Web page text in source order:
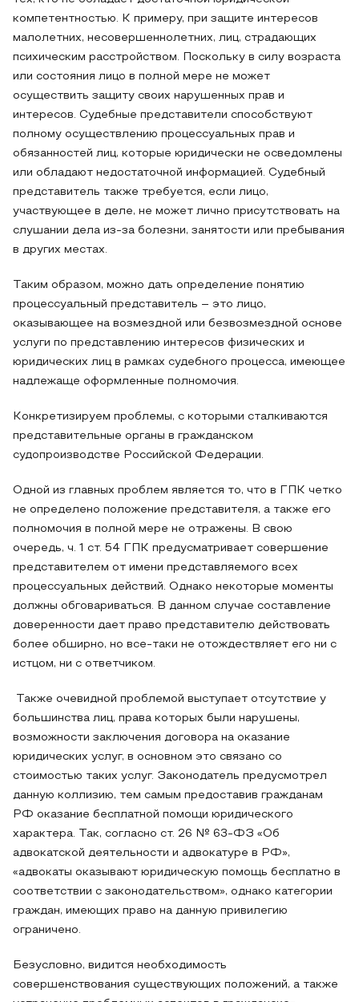
компетентностью. К примеру, при защите интересов
малолетних, несовершеннолетних, лиц, страдающих
психическим расстройством. Поскольку в силу возраста
или состояния лицо в полной мере не может
осуществить защиту своих нарушенных прав и
интересов. Судебные представители способствуют
полному осуществлению процессуальных прав и
обязанностей лиц, которые юридически не осведомлены
или обладают недостаточной информацией. Судебный
представитель также требуется, если лицо,
участвующее в деле, не может лично присутствовать на
слушании дела из-за болезни, занятости или пребывания
в других местах.
Таким образом, можно дать определение понятию
процессуальный представитель – это лицо,
оказывающее на возмездной или безвозмездной основе
услуги по представлению интересов физических и
юридических лиц в рамках судебного процесса, имеющее
надлежаще оформленные полномочия.
Конкретизируем проблемы, с которыми сталкиваются
представительные органы в гражданском
судопроизводстве Российской Федерации.
Одной из главных проблем является то, что в ГПК четко
не определено положение представителя, а также его
полномочия в полной мере не отражены. В свою
очередь, ч. 1 ст. 54 ГПК предусматривает совершение
представителем от имени представляемого всех
процессуальных действий. Однако некоторые моменты
должны обговариваться. В данном случае составление
доверенности дает право представителю действовать
более обширно, но все-таки не отождествляет его ни с
истцом, ни с ответчиком.
Также очевидной проблемой выступает отсутствие у
большинства лиц, права которых были нарушены,
возможности заключения договора на оказание
юридических услуг, в основном это связано со
стоимостью таких услуг. Законодатель предусмотрел
данную коллизию, тем самым предоставив гражданам
РФ оказание бесплатной помощи юридического
характера. Так, согласно ст. 26 № 63-ФЗ «Об
адвокатской деятельности и адвокатуре в РФ»,
«адвокаты оказывают юридическую помощь бесплатно в
соответствии с законодательством», однако категории
граждан, имеющих право на данную привилегию
ограничено.
Безусловно, видится необходимость
совершенствования существующих положений, а также